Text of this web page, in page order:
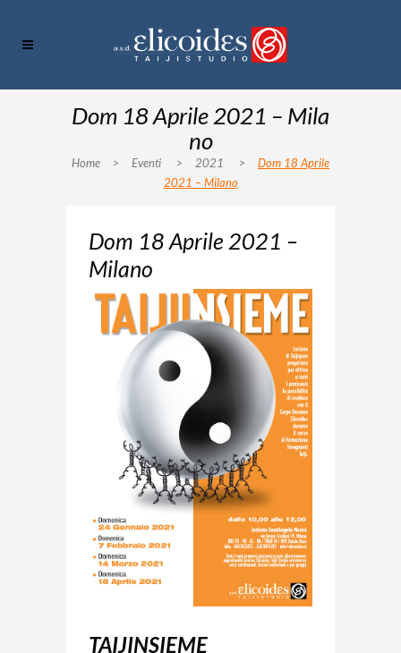
Dom 18 Aprile 2021 – Mila
no
Home > Eventi > 2021 >
Dom 18 Aprile
2021 – Milano
Dom 18 Aprile 2021 –
Milano
TAIJINSIEME